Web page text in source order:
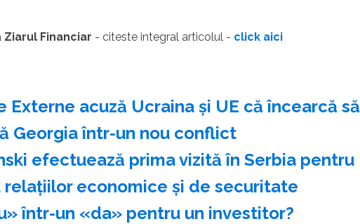
Ziarul Financiar - citeste integral articolul - click aici
Externe acuză Ucraina şi UE că încearcă să
Georgia într-un nou conflict
efectuează prima vizită în Serbia pentru
relaţiilor economice şi de securitate
într-un «da» pentru un investitor?